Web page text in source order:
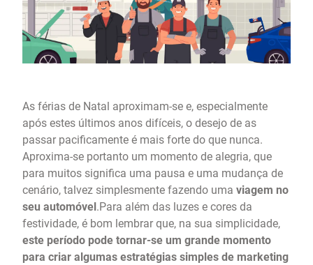
As férias de Natal aproximam-se e, especialmente
após estes últimos anos difíceis, o desejo de as
passar pacificamente é mais forte do que nunca.
Aproxima-se portanto um momento de alegria, que
para muitos significa uma pausa e uma mudança de
cenário, talvez simplesmente fazendo uma viagem no
seu automóvel.Para além das luzes e cores da
festividade, é bom lembrar que, na sua simplicidade,
este período pode tornar-se um grande momento
para criar algumas estratégias simples de marketing